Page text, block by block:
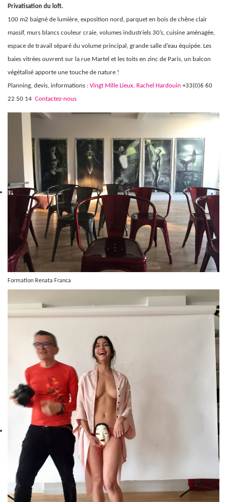
Privatisation du loft.
100 m2 baigné de lumière, exposition nord, parquet en bois de chêne clair
massif, murs blancs couleur craie, volumes industriels 30’s, cuisine aménagée,
espace de travail séparé du volume principal, grande salle d’eau équipée. Les
baies vitrées ouvrent sur la rue Martel et les toits en zinc de Paris, un balcon
végétalisé apporte une touche de nature !
Planning, devis, informations : Vingt Mille Lieux, Rachel Hardouin +33(0)6 60
22 50 14 Contactez-nous
Formation Renata Franca